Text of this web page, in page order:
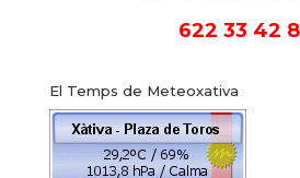
622 33 42
El Temps de Meteoxativa